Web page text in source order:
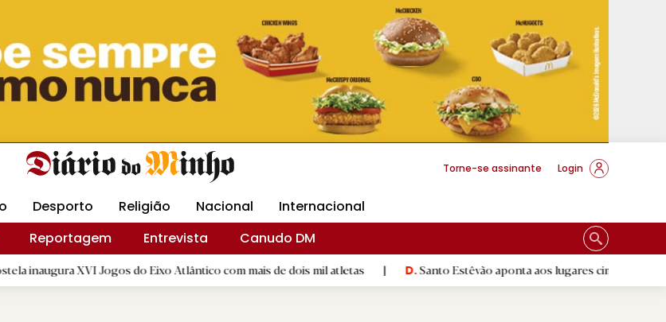
Gráfica DM Livraria DM Arquidiocese Braga
Torne-se assinante Login
Desporto Religião Nacional
Internacional
Reportagem Entrevista
Canudo DM
XVI Jogos do Eixo Atlântico com mais de dois mil atletas | D.Santo Estêvão aponta aos lugares cimeiros da Honra